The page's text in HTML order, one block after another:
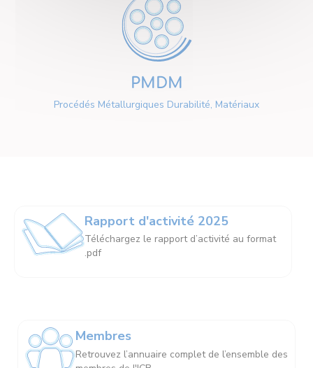
PMDM
Procédés Métallurgiques Durabilité, Matériaux
Rapport d'activité 2025
Téléchargez le rapport d’activité au format
.pdf
Membres
Retrouvez l’annuaire complet de l’ensemble des